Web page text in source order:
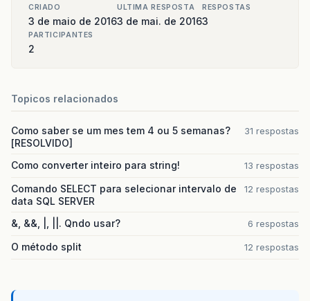
CRIADO
3 de maio de 2016
ULTIMA RESPOSTA
3 de mai. de 2016
RESPOSTAS
3
PARTICIPANTES
2
Topicos relacionados
Como saber se um mes tem 4 ou 5 semanas?
[RESOLVIDO]
31 respostas
Como converter inteiro para string! 13 respostas
Comando SELECT para selecionar intervalo de
data SQL SERVER
12 respostas
&, &&, |, ||. Qndo usar? 6 respostas
O método split 12 respostas